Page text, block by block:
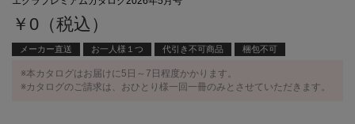
￥0（税込）
メーカー直送 お一人様１つ 代引き不可商品 梱包不可
※本カタログはお届けに5日～7日程度かかります。
※カタログのご請求は、おひとり様一回一冊のみとさせていただきます。